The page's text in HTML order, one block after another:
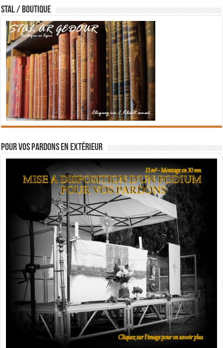
STAL / BOUTIQUE
Pour vos pardons en extérieur